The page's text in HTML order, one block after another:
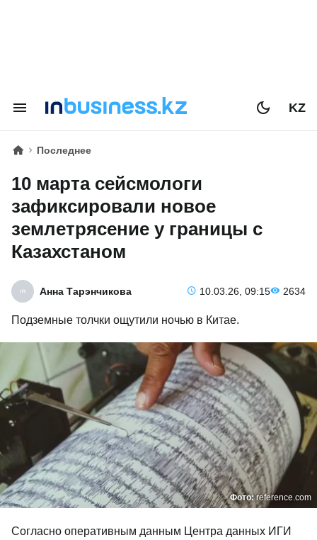
KZ
Последнее
10 марта сейсмологи
зафиксировали новое
землетрясение у границы с
Казахстаном
Анна Тарэнчикова 10.03.26, 09:15 2634
Подземные толчки ощутили ночью в Китае.
Фото:reference.com
Согласно оперативным данным Центра данных ИГИ